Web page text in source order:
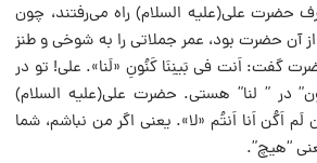
حضرت علی‌(علیه السلام) راه می‌رفتند، چون
آن حضرت بود، عمر جملاتی را به شوخی و طنز
گفت: اَنت فی بَینِنَا کَنُونِ «لَنا». علی! تو در
در ” لنا” هستی. حضرت علی‌(علیه السلام)
اَکُن اَنا اَنتُم «لا». یعنی اگر من نباشم، شما
“هیچ”.